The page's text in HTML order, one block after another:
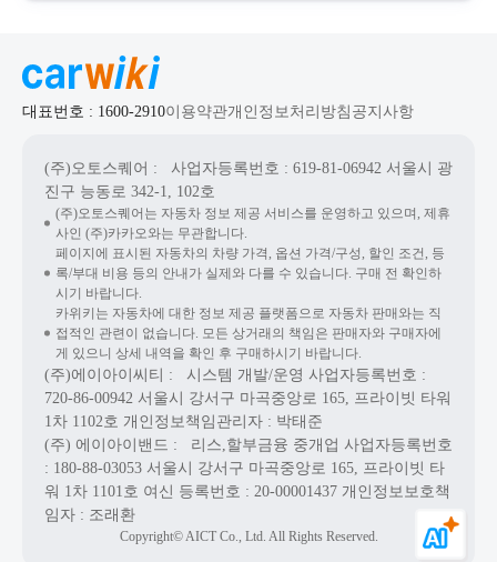
대표번호 : 1600-2910이용약관개인정보처리방침 공지사항
(주)오토스퀘어 : 사업자등록번호 : 619-81-06942 서울시 광
진구 능동로 342-1, 102호
(주)오토스퀘어는 자동차 정보 제공 서비스를 운영하고 있으며, 제휴
사인 (주)카카오와는 무관합니다.
페이지에 표시된 자동차의 차량 가격, 옵션 가격/구성, 할인 조건, 등
록/부대 비용 등의 안내가 실제와 다를 수 있습니다. 구매 전 확인하
시기 바랍니다.
카위키는 자동차에 대한 정보 제공 플랫폼으로 자동차 판매와는 직
접적인 관련이 없습니다. 모든 상거래의 책임은 판매자와 구매자에
게 있으니 상세 내역을 확인 후 구매하시기 바랍니다.
(주)에이아이씨티 : 시스템 개발/운영 사업자등록번호 :
720-86-00942 서울시 강서구 마곡중앙로 165, 프라이빗 타워
1차 1102호 개인정보책임관리자 : 박태준
(주) 에이아이밴드 : 리스,할부금융 중개업 사업자등록번호
: 180-88-03053 서울시 강서구 마곡중앙로 165, 프라이빗 타
워 1차 1101호 여신 등록번호 : 20-00001437 개인정보보호책
임자 : 조래환
Copyright© AICT Co., Ltd. All Rights Reserved.